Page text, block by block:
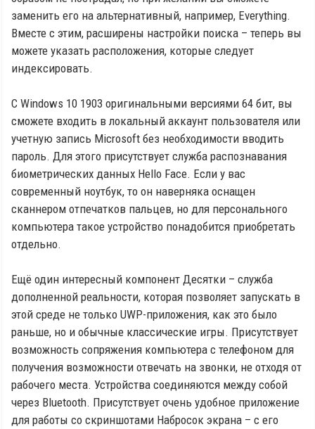
заменить его на альтернативный, например, Everything.
Вместе с этим, расширены настройки поиска – теперь вы
можете указать расположения, которые следует
индексировать.
С Windows 10 1903 оригинальными версиями 64 бит, вы
сможете входить в локальный аккаунт пользователя или
учетную запись Microsoft без необходимости вводить
пароль. Для этого присутствует служба распознавания
биометрических данных Hello Face. Если у вас
современный ноутбук, то он наверняка оснащен
сканнером отпечатков пальцев, но для персонального
компьютера такое устройство понадобится приобретать
отдельно.
Ещё один интересный компонент Десятки – служба
дополненной реальности, которая позволяет запускать в
этой среде не только UWP-приложения, как это было
раньше, но и обычные классические игры. Присутствует
возможность сопряжения компьютера с телефоном для
получения возможности отвечать на звонки, не отходя от
рабочего места. Устройства соединяются между собой
через Bluetooth. Присутствует очень удобное приложение
для работы со скриншотами Набросок экрана – с его